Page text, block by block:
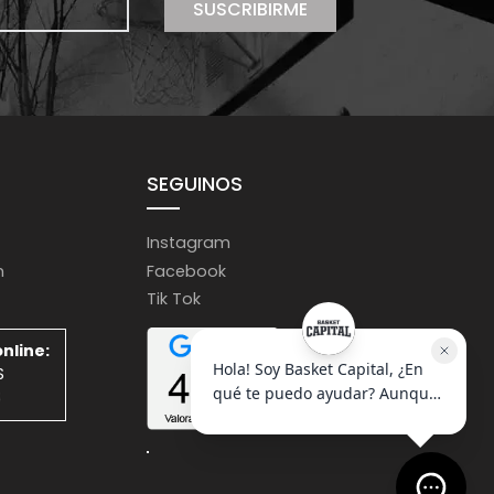
SUSCRIBIRME
SEGUINOS
Instagram
Facebook
Tik Tok